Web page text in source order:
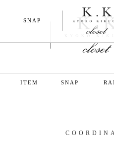
ITEM SNAP
SNAP